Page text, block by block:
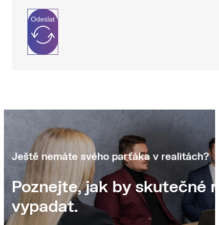
Odeslat
Ještě nemáte svého parťáka v realitách?
Poznejte, jak by skutečné
vypadat.